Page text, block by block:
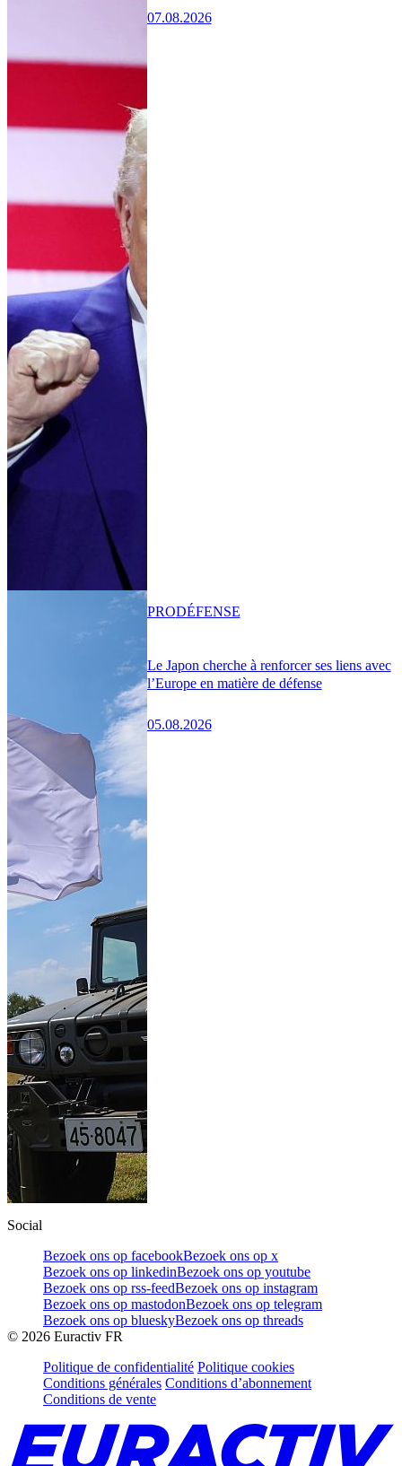
07.08.2026
Le Japon cherche à renforcer ses liens avec
l’Europe en matière de défense
05.08.2026
PRODÉFENSE
Social
Bezoek ons op facebookBezoek ons op x
Bezoek ons op linkedinBezoek ons op youtube
Bezoek ons op rss-feedBezoek ons op instagram
Bezoek ons op mastodonBezoek ons op telegram
Bezoek ons op blueskyBezoek ons op threads
© 2026 Euractiv FR
Politique de confidentialité Politique cookies
Conditions générales Conditions d’abonnement
Conditions de vente